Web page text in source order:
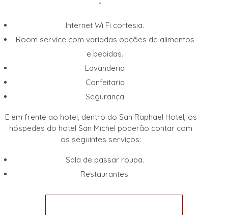
*:
Internet Wi Fi cortesia.
Room service com variadas opções de alimentos
e bebidas.
Lavanderia
Confeitaria
Segurança
E em frente ao hotel, dentro do San Raphael Hotel, os
hóspedes do hotel San Michel poderão contar com
os seguintes serviços:
Sala de passar roupa.
Restaurantes.